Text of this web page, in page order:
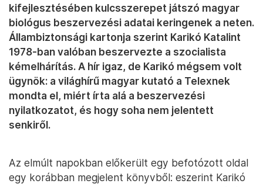
kifejlesztésében kulcsszerepet játszó magyar
biológus beszervezési adatai keringenek a neten.
Állambiztonsági kartonja szerint Karikó Katalint
1978-ban valóban beszervezte a szocialista
kémelhárítás. A hír igaz, de Karikó mégsem volt
ügynök: a világhírű magyar kutató a Telexnek
mondta el, miért írta alá a beszervezési
nyilatkozatot, és hogy soha nem jelentett
senkiről.
Az elmúlt napokban előkerült egy befotózott oldal
egy korábban megjelent könyvből: eszerint Karikó